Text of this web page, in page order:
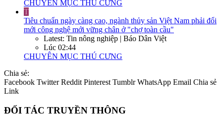
CHUYÊN MỤC THÚ CƯNG
T
Tiêu chuẩn ngày càng cao, ngành thủy sản Việt Nam phải đổi
mới công nghệ mới vững chân ở "chợ toàn cầu"
Latest: Tin nông nghiệp | Báo Dân Việt
Lúc 02:44
CHUYÊN MỤC THÚ CƯNG
Chia sẻ:
Facebook Twitter Reddit Pinterest Tumblr WhatsApp Email Chia sẻ
Link
ĐỐI TÁC TRUYỀN THÔNG